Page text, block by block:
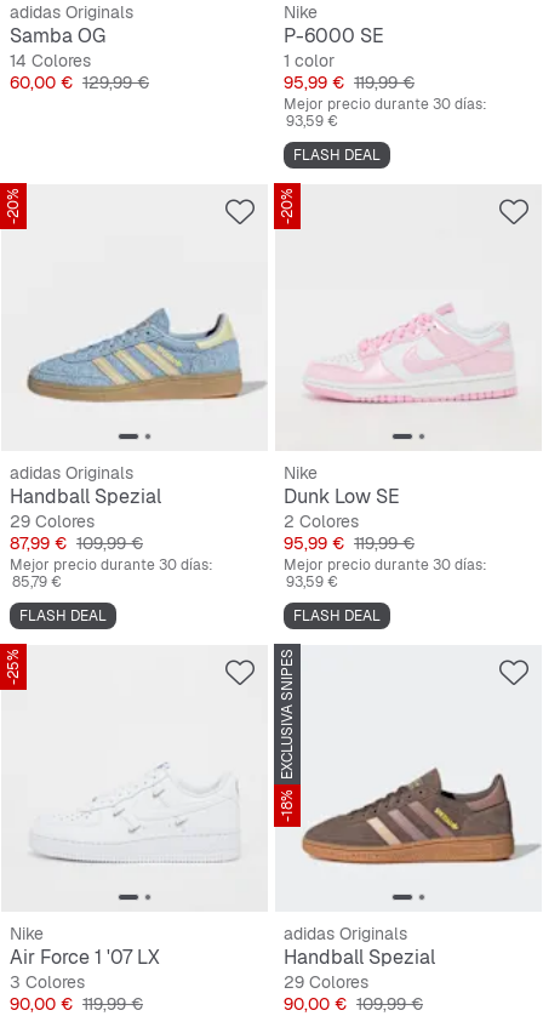
adidas Originals
Samba OG
14 Colores
Precio
60,00 € Precio original
129,99 €
Nike
P-6000 SE
1 color
Precio
95,99 € Precio original
119,99 €
Mejor precio durante 30 días:
93,59 €
FLASH DEAL
-20%
adidas Originals
Handball Spezial
29 Colores
Precio
87,99 € Precio original
109,99 €
Mejor precio durante 30 días:
85,79 €
FLASH DEAL
-20%
Nike
Dunk Low SE
2 Colores
Precio
95,99 € Precio original
119,99 €
Mejor precio durante 30 días:
93,59 €
FLASH DEAL
-25%
Nike
Air Force 1 '07 LX
3 Colores
Precio
90,00 € Precio original
119,99 €
EXCLUSIVA SNIPES
-18%
adidas Originals
Handball Spezial
29 Colores
Precio
90,00 € Precio original
109,99 €